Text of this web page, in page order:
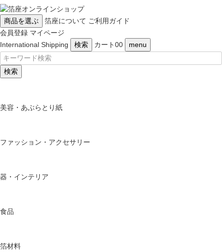
商品を選ぶ 箔座について ご利用ガイド
会員登録 マイページ
International Shipping
検索 カート00 menu
検索
美容・あぶらとり紙
ファッション・アクセサリー
器・インテリア
食品
箔材料